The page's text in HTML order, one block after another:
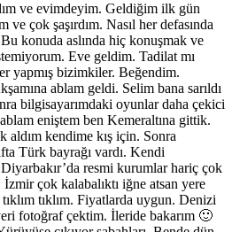
ve evimdeyim. Geldiğim ilk gün
çok şaşırdım. Nasıl her defasında
konuda aslında hiç konuşmak ve
Eve geldim. Tadilat mı
yapmış bizimkiler. Beğendim.
ablam geldi. Selim bana sarıldı
bilgisayarımdaki oyunlar daha çekici
eniştem ben Kemeraltına gittik.
aldım kendime kış için. Sonra
Türk bayrağı vardı. Kendi
resmi kurumlar hariç çok
İzmir çok kalabalıktı iğne atsan yere
tıklım. Fiyatlarda uygun. Denizi
fotoğraf çektim. İleride bakarım 🙂